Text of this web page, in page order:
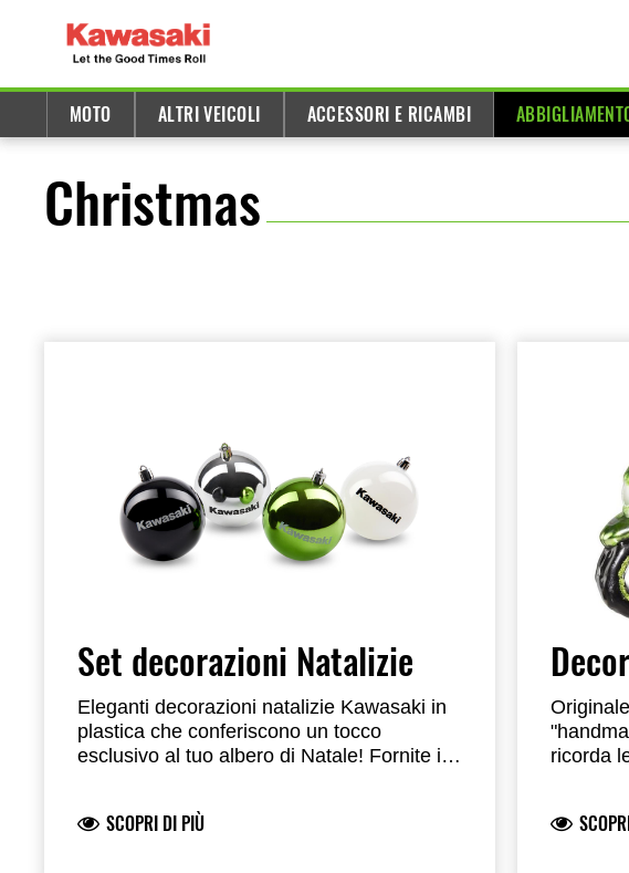
MOTO ALTRI VEICOLI ACCESSORI E RICAMBI
Christmas
Set decorazioni Natalizie
Eleganti decorazioni natalizie Kawasaki in
plastica che conferiscono un tocco
esclusivo al tuo albero di Natale! Fornite in
SCOPRI DI PIÙ
ricorda